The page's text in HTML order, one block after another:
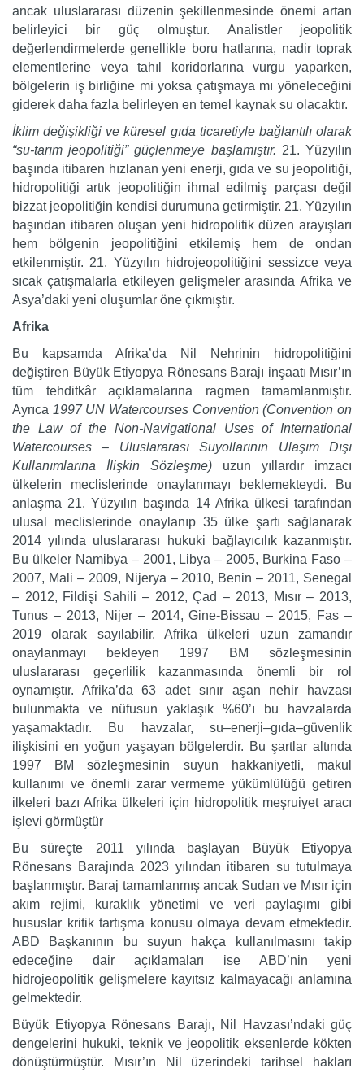
ancak uluslararası düzenin şekillenmesinde önemi artan
belirleyici bir güç olmuştur. Analistler jeopolitik
değerlendirmelerde genellikle boru hatlarına, nadir toprak
elementlerine veya tahıl koridorlarına vurgu yaparken,
bölgelerin iş birliğine mi yoksa çatışmaya mı yöneleceğini
giderek daha fazla belirleyen en temel kaynak su olacaktır.
İklim değişikliği ve küresel gıda ticaretiyle bağlantılı olarak
“su-tarım jeopolitiği” güçlenmeye başlamıştır. 21. Yüzyılın
başında itibaren hızlanan yeni enerji, gıda ve su jeopolitiği,
hidropolitiği artık jeopolitiğin ihmal edilmiş parçası değil
bizzat jeopolitiğin kendisi durumuna getirmiştir. 21. Yüzyılın
başından itibaren oluşan yeni hidropolitik düzen arayışları
hem bölgenin jeopolitiğini etkilemiş hem de ondan
etkilenmiştir. 21. Yüzyılın hidrojeopolitiğini sessizce veya
sıcak çatışmalarla etkileyen gelişmeler arasında Afrika ve
Asya’daki yeni oluşumlar öne çıkmıştır.
Afrika
Bu kapsamda Afrika’da Nil Nehrinin hidropolitiğini
değiştiren Büyük Etiyopya Rönesans Barajı inşaatı Mısır’ın
tüm tehditkâr açıklamalarına ragmen tamamlanmıştır.
Ayrıca 1997 UN Watercourses Convention (Convention on
the Law of the Non-Navigational Uses of International
Watercourses – Uluslararası Suyollarının Ulaşım Dışı
Kullanımlarına İlişkin Sözleşme) uzun yıllardır imzacı
ülkelerin meclislerinde onaylanmayı beklemekteydi. Bu
anlaşma 21. Yüzyılın başında 14 Afrika ülkesi tarafından
ulusal meclislerinde onaylanıp 35 ülke şartı sağlanarak
2014 yılında uluslararası hukuki bağlayıcılık kazanmıştır.
Bu ülkeler Namibya – 2001, Libya – 2005, Burkina Faso –
2007, Mali – 2009, Nijerya – 2010, Benin – 2011, Senegal
– 2012, Fildişi Sahili – 2012, Çad – 2013, Mısır – 2013,
Tunus – 2013, Nijer – 2014, Gine-Bissau – 2015, Fas –
2019 olarak sayılabilir. Afrika ülkeleri uzun zamandır
onaylanmayı bekleyen 1997 BM sözleşmesinin
uluslararası geçerlilik kazanmasında önemli bir rol
oynamıştır. Afrika’da 63 adet sınır aşan nehir havzası
bulunmakta ve nüfusun yaklaşık %60’ı bu havzalarda
yaşamaktadır. Bu havzalar, su–enerji–gıda–güvenlik
ilişkisini en yoğun yaşayan bölgelerdir. Bu şartlar altında
1997 BM sözleşmesinin suyun hakkaniyetli, makul
kullanımı ve önemli zarar vermeme yükümlülüğü getiren
ilkeleri bazı Afrika ülkeleri için hidropolitik meşruiyet aracı
işlevi görmüştür
Bu süreçte 2011 yılında başlayan Büyük Etiyopya
Rönesans Barajında 2023 yılından itibaren su tutulmaya
başlanmıştır. Baraj tamamlanmış ancak Sudan ve Mısır için
akım rejimi, kuraklık yönetimi ve veri paylaşımı gibi
hususlar kritik tartışma konusu olmaya devam etmektedir.
ABD Başkanının bu suyun hakça kullanılmasını takip
edeceğine dair açıklamaları ise ABD’nin yeni
hidrojeopolitik gelişmelere kayıtsız kalmayacağı anlamına
gelmektedir.
Büyük Etiyopya Rönesans Barajı, Nil Havzası’ndaki güç
dengelerini hukuki, teknik ve jeopolitik eksenlerde kökten
dönüştürmüştür. Mısır’ın Nil üzerindeki tarihsel hakları